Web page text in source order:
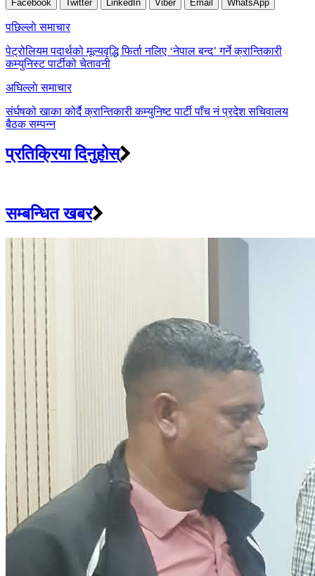
Facebook Twitter LinkedIn Viber Email WhatsApp
Post
navigation
पछिल्लाे समाचार
पेट्रोलियम पदार्थको मूल्यवृद्धि फिर्ता नलिए ‘नेपाल बन्द’ गर्ने क्रान्तिकारी
कम्युनिस्ट पार्टीको चेतावनी
अघिल्लाे समाचार
संर्घषको खाका कोर्दै क्रान्तिकारी कम्युनिष्ट पार्टी पाँच नं प्रदेश सचिवालय
बैठक सम्पन्न
प्रतिक्रिया दिनुहोस्
सम्बन्धित खबर